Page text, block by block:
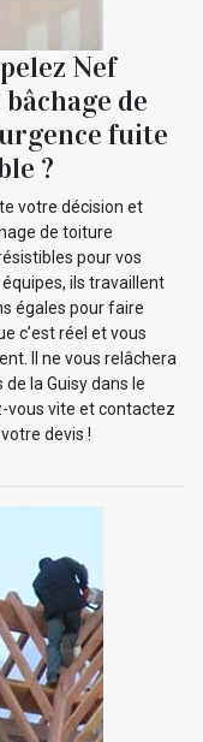
Nef
de
fuite
?
votre décision et
de toiture
pour vos
ils travaillent
égales pour faire
c’est réel et vous
Il ne vous relâchera
la Guisy dans le
vous vite et contactez
devis !